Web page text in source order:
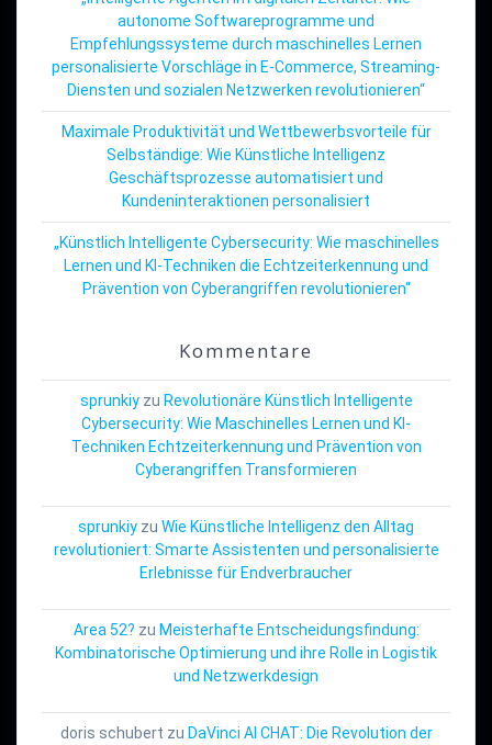
autonome Softwareprogramme und
Empfehlungssysteme durch maschinelles Lernen
personalisierte Vorschläge in E-Commerce, Streaming-
Diensten und sozialen Netzwerken revolutionieren“
Maximale Produktivität und Wettbewerbsvorteile für
Selbständige: Wie Künstliche Intelligenz
Geschäftsprozesse automatisiert und
Kundeninteraktionen personalisiert
„Künstlich Intelligente Cybersecurity: Wie maschinelles
Lernen und KI-Techniken die Echtzeiterkennung und
Prävention von Cyberangriffen revolutionieren“
Kommentare
sprunkiyzu Revolutionäre Künstlich Intelligente
Cybersecurity: Wie Maschinelles Lernen und KI-
Techniken Echtzeiterkennung und Prävention von
Cyberangriffen Transformieren
sprunkiy zu Wie Künstliche Intelligenz den Alltag
revolutioniert: Smarte Assistenten und personalisierte
Erlebnisse für Endverbraucher
Area 52? zu Meisterhafte Entscheidungsfindung:
Kombinatorische Optimierung und ihre Rolle in Logistik
und Netzwerkdesign
doris schubert zu DaVinci AI CHAT: Die Revolution der